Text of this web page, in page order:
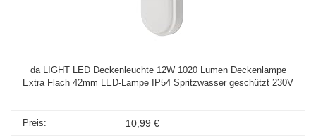
da LIGHT LED Deckenleuchte 12W 1020 Lumen Deckenlampe
Extra Flach 42mm LED-Lampe IP54 Spritzwasser geschützt 230V
...
10,99 €